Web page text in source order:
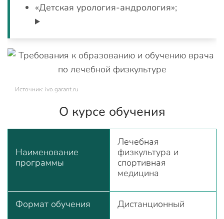
«Детская урология-андрология»;
Источник: ivo.garant.ru
О курсе обучения
Наименование
программы
Лечебная
физкультура и
спортивная
медицина
Формат обучения Дистанционный